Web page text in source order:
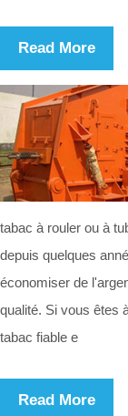
Read More
tabac à rouler ou à
depuis quelques
économiser de
qualité. Si vous êtes
tabac fiable e
Read More